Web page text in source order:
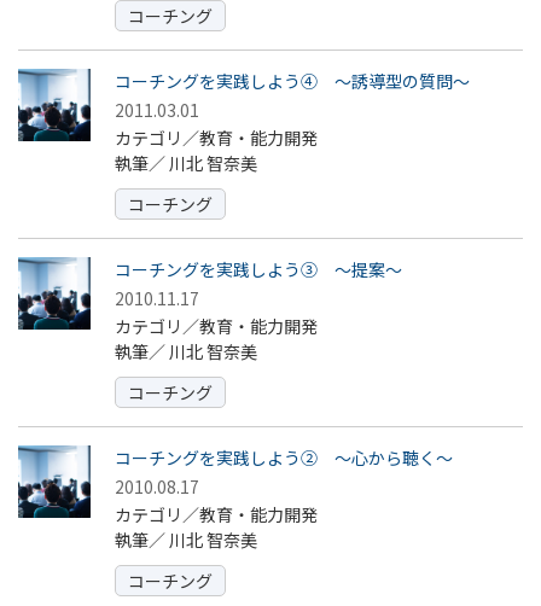
コーチング
コーチングを実践しよう④ ～誘導型の質問～
2011.03.01
カテゴリ／教育・能力開発
執筆／川北 智奈美
コーチング
コーチングを実践しよう③ ～提案～
2010.11.17
カテゴリ／教育・能力開発
執筆／川北 智奈美
コーチング
コーチングを実践しよう② ～心から聴く～
2010.08.17
カテゴリ／教育・能力開発
執筆／川北 智奈美
コーチング